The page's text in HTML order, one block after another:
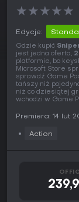
★★★★★
Edycje:
Gdzie kupić
jest jedna oferta,
platformie, bo
Microsoft Store
sprawdź Game
tańszy niż
niż co dziesiątej
wchodzi w Game
Premiera: 14 lut
Action